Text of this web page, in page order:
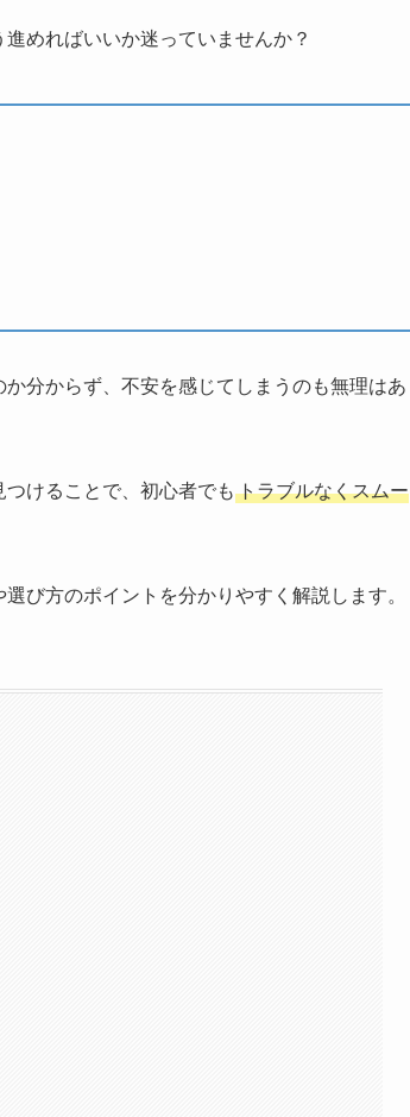
めればいいか迷っていませんか？
分からず、不安を感じてしまうのも無理はあ
けることで、初心者でも トラブルなくスムー
び方のポイントを分かりやすく解説します。